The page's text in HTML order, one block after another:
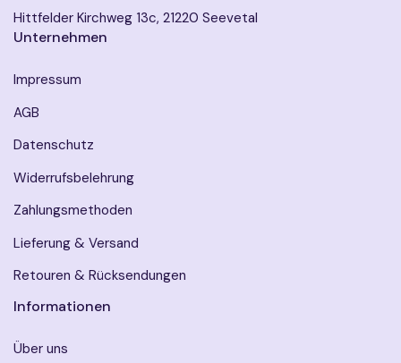
Hittfelder Kirchweg 13c, 21220 Seevetal
Unternehmen
Impressum
AGB
Datenschutz
Widerrufsbelehrung
Zahlungsmethoden
Lieferung & Versand
Retouren & Rücksendungen
Informationen
Über uns